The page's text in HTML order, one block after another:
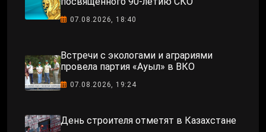
07.08.2026, 18:40
Встречи с экологами и аграриями
провела партия «Ауыл» в ВКО
07.08.2026, 19:24
День строителя отметят в Казахстане